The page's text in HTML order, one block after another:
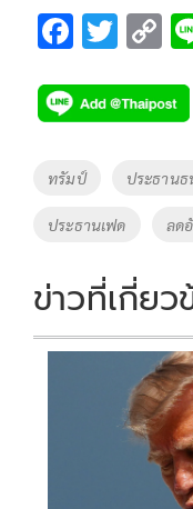
F
e
b
o
k
T
tt
er
C
p
y
Li
k
Tags
ทรัมป์ ประธาน
ประธานเฟด ลด
ข่าวที่เกี่ย